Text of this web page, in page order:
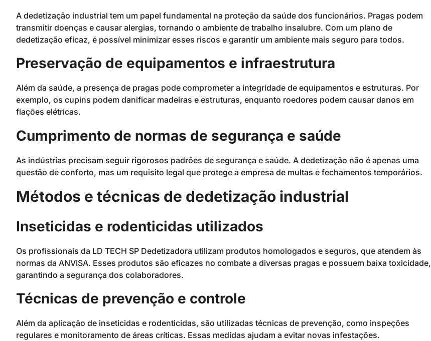
A dedetização industrial tem um papel fundamental na proteção da saúde dos funcionários. Pragas podem
transmitir doenças e causar alergias, tornando o ambiente de trabalho insalubre. Com um plano de
dedetização eficaz, é possível minimizar esses riscos e garantir um ambiente mais seguro para todos.
Preservação de equipamentos e infraestrutura
Além da saúde, a presença de pragas pode comprometer a integridade de equipamentos e estruturas. Por
exemplo, os cupins podem danificar madeiras e estruturas, enquanto roedores podem causar danos em
fiações elétricas.
Cumprimento de normas de segurança e saúde
As indústrias precisam seguir rigorosos padrões de segurança e saúde. A dedetização não é apenas uma
questão de conforto, mas um requisito legal que protege a empresa de multas e fechamentos temporários.
Métodos e técnicas de dedetização industrial
Inseticidas e rodenticidas utilizados
Os profissionais da LD TECH SP Dedetizadora utilizam produtos homologados e seguros, que atendem às
normas da ANVISA. Esses produtos são eficazes no combate a diversas pragas e possuem baixa toxicidade,
garantindo a segurança dos colaboradores.
Técnicas de prevenção e controle
Além da aplicação de inseticidas e rodenticidas, são utilizadas técnicas de prevenção, como inspeções
regulares e monitoramento de áreas críticas. Essas medidas ajudam a evitar novas infestações.